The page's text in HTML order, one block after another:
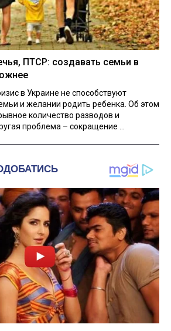
ПТСР: создавать семьи в
в Украине не способствуют
и желании родить ребенка. Об этом
количество разводов и
проблема – сокращение ...